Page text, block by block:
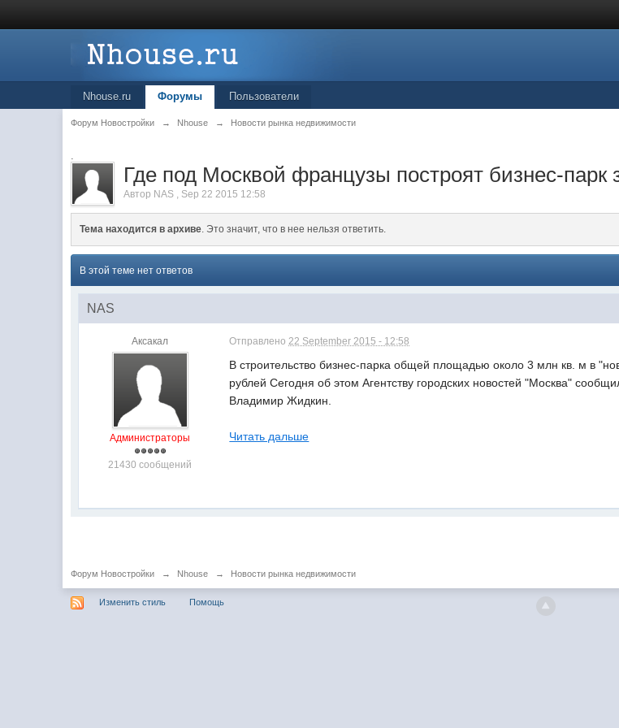
Nhouse.ru Форумы Пользователи
Форум Новостройки → Nhouse → Новости рынка недвижимости
.
Где под Москвой французы построят бизнес-парк
Автор NAS , Sep 22 2015 12:58
Тема находится в архиве. Это значит, что в нее нельзя ответить.
В этой теме нет ответов
NAS
Аксакал
Администраторы
21430 сообщений
Отправлено22 September 2015 - 12:58
В строительство бизнес-парка общей площадью около 3 млн кв. м в
рублей Сегодня об этом Агентству городских новостей "Москва"
Владимир Жидкин.
Читать дальше
Форум Новостройки → Nhouse → Новости рынка недвижимости
Изменить стиль Помощь